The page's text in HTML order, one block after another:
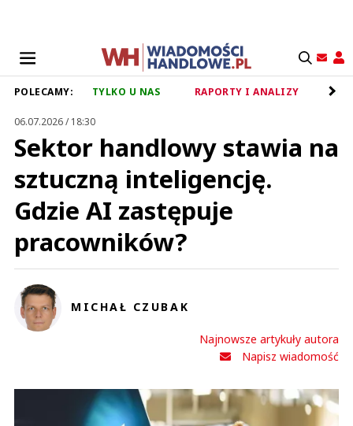
POLECAMY: TYLKO U NAS RAPORTY I ANALIZY
06.07.2026 / 18:30
Sektor handlowy stawia na
sztuczną inteligencję.
Gdzie AI zastępuje
pracowników?
MICHAŁ CZUBAK
Najnowsze artykuły autora
Napisz wiadomość